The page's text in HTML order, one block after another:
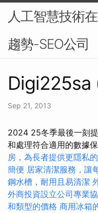
人工智慧技術
趨勢-SEO公司
Digi225sa
Sep 21, 2013
2024 25冬季最後一刻
和處理符合適用的數據
房，為長者提供更隱私
簡便 居家清潔服務，讓
鋼水槽，耐用且易清潔
外商投資設立公司專業
和類型的價格 商用冰箱